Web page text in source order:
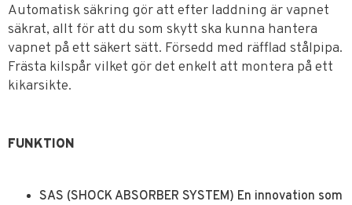
Automatisk säkring gör att efter laddning är vapnet
säkrat, allt för att du som skytt ska kunna hantera
vapnet på ett säkert sätt. Försedd med räfflad stålpipa.
Frästa kilspår vilket gör det enkelt att montera på ett
kikarsikte.
FUNKTION
SAS (SHOCK ABSORBER SYSTEM) En innovation som